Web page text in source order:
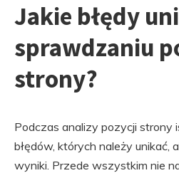
Jakie błędy
sprawdzaniu
strony?
Podczas analizy pozycji strony
błędów, których należy unikać,
wyniki. Przede wszystkim nie